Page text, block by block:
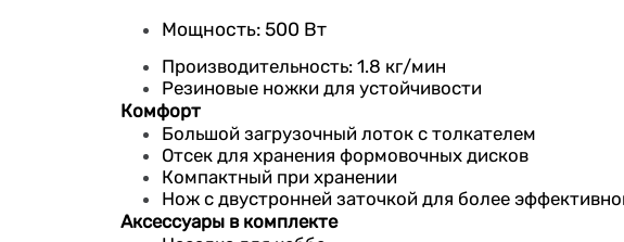
Мощность: 500 Вт
Производительность: 1.8 кг/мин
Резиновые ножки для устойчивости
Комфорт
Большой загрузочный лоток с толкателем
Отсек для хранения формовочных дисков
Компактный при хранении
Нож с двустронней заточкой для более
Аксессуары в комплекте